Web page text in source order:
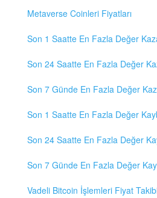
Metaverse Coinleri Fiyatları
Son 1 Saatte En Fazla Değer
Son 24 Saatte En Fazla Değer
Son 7 Günde En Fazla Değer
Son 1 Saatte En Fazla Değer
Son 24 Saatte En Fazla Değer
Son 7 Günde En Fazla Değer
Vadeli Bitcoin İşlemleri Fiyat